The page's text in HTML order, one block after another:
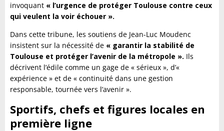
invoquant « l’urgence de protéger Toulouse contre ceux
qui veulent la voir échouer ».
Dans cette tribune, les soutiens de Jean-Luc Moudenc
insistent sur la nécessité de « garantir la stabilité de
Toulouse et protéger l’avenir de la métropole ». Ils
décrivent l’édile comme un gage de « sérieux », d’«
expérience » et de « continuité dans une gestion
responsable, tournée vers l’avenir ».
Sportifs, chefs et figures locales en
première ligne